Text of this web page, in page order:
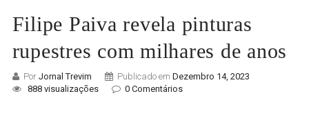
Filipe Paiva revela pinturas
rupestres com milhares de anos
Por Jornal Trevim Publicado em Dezembro 14, 2023
888 visualizações
0 Comentários